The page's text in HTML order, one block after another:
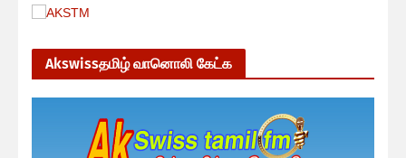
Akswissதமிழ் வானொலி கேட்க